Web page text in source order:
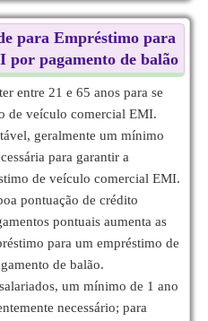
para Empréstimo para
por pagamento de balão
entre 21 e 65 anos para se
de veículo comercial EMI.
geralmente um mínimo
para garantir a
de veículo comercial EMI.
pontuação de crédito
pontuais aumenta as
para um empréstimo de
de balão.
um mínimo de 1 ano
necessário; para